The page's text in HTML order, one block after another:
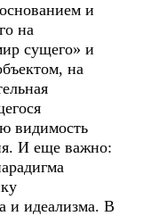
и
на
сущего» и
на
видимость
И еще важно:
и идеализма. В